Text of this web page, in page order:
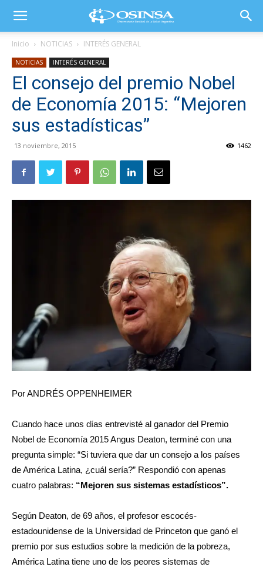
Inicio NOTICIAS INTERÉS GENERAL
NOTICIAS INTERÉS GENERAL
El consejo del premio Nobel
de Economía 2015: “Mejoren
sus estadísticas”
13 noviembre, 2015 1462
Por ANDRÉS OPPENHEIMER
Cuando hace unos días entrevisté al ganador del Premio
Nobel de Economía 2015 Angus Deaton, terminé con una
pregunta simple: “Si tuviera que dar un consejo a los países
de América Latina, ¿cuál sería?” Respondió con apenas
cuatro palabras: “Mejoren sus sistemas estadísticos”.
Según Deaton, de 69 años, el profesor escocés-
estadounidense de la Universidad de Princeton que ganó el
premio por sus estudios sobre la medición de la pobreza,
América Latina tiene uno de los peores sistemas de